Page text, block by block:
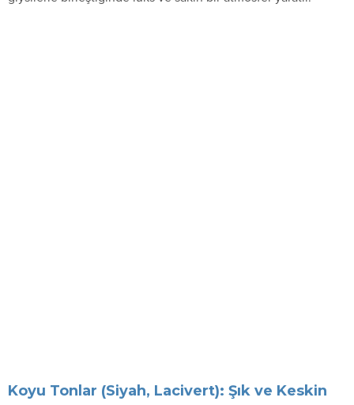
Koyu Tonlar (Siyah, Lacivert): Şık ve Keskin